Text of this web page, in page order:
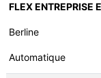
FLEX
Berline
Automatique